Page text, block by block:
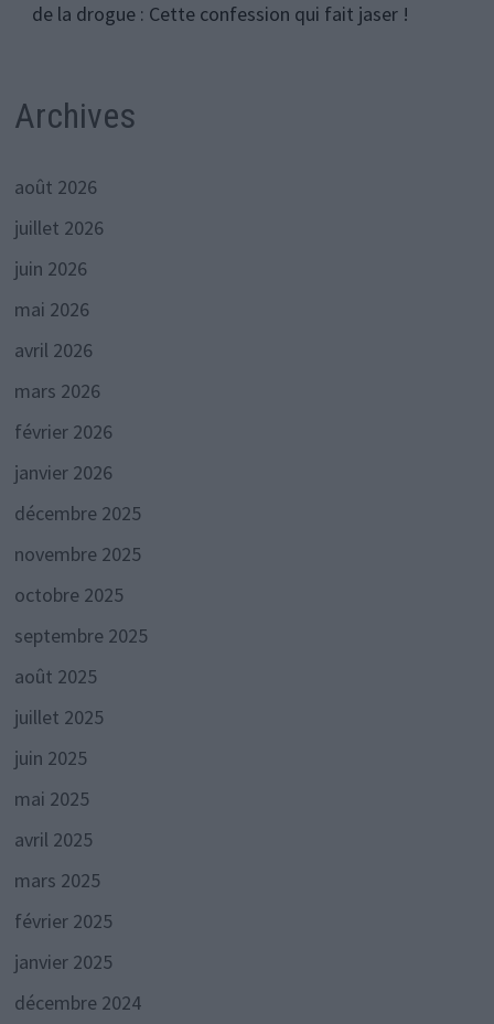
de la drogue : Cette confession qui fait jaser !
Archives
août 2026
juillet 2026
juin 2026
mai 2026
avril 2026
mars 2026
février 2026
janvier 2026
décembre 2025
novembre 2025
octobre 2025
septembre 2025
août 2025
juillet 2025
juin 2025
mai 2025
avril 2025
mars 2025
février 2025
janvier 2025
décembre 2024